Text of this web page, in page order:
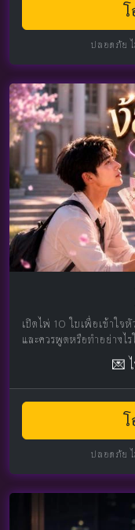
ปลอดภัย ไ
เปิดไพ่ 10 ใบเพื่อเข้าใจ
และควรพูดหรือทำอย่างไ
💌
ปลอดภัย ไ